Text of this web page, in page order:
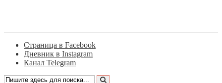
Страница в Facebook
Дневник в Instagram
Канал Telegram